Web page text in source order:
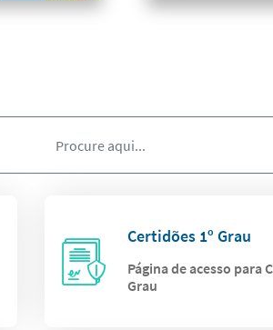
Certidões 1º Grau
Página de acesso para
Grau